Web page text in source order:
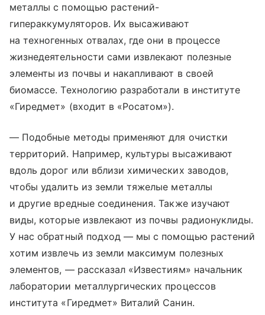
металлы с помощью растений-
гипераккумуляторов. Их высаживают
на техногенных отвалах, где они в процессе
жизнедеятельности сами извлекают полезные
элементы из почвы и накапливают в своей
биомассе. Технологию разработали в институте
«Гиредмет» (входит в «Росатом»).
— Подобные методы применяют для очистки
территорий. Например, культуры высаживают
вдоль дорог или вблизи химических заводов,
чтобы удалить из земли тяжелые металлы
и другие вредные соединения. Также изучают
виды, которые извлекают из почвы радионуклиды.
У нас обратный подход — мы с помощью растений
хотим извлечь из земли максимум полезных
элементов, — рассказал «Известиям» начальник
лаборатории металлургических процессов
института «Гиредмет» Виталий Санин.